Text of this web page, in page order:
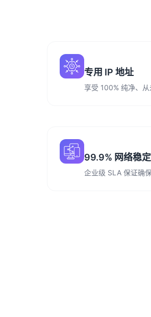
专用 IP 地址
享受 100% 纯净、从
99.9% 网络稳
企业级 SLA 保证确